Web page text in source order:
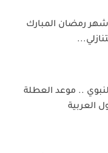
رمضان المبارك
.. موعد العطلة
العربية